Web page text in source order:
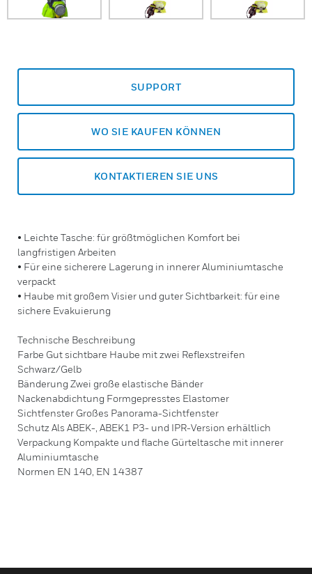
SUPPORT
WO SIE KAUFEN KÖNNEN
KONTAKTIEREN SIE UNS
• Leichte Tasche: für größtmöglichen Komfort bei
langfristigen Arbeiten
• Für eine sicherere Lagerung in innerer Aluminiumtasche
verpackt
• Haube mit großem Visier und guter Sichtbarkeit: für eine
sichere Evakuierung
Technische Beschreibung
Farbe Gut sichtbare Haube mit zwei Reflexstreifen
Schwarz/Gelb
Bänderung Zwei große elastische Bänder
Nackenabdichtung Formgepresstes Elastomer
Sichtfenster Großes Panorama-Sichtfenster
Schutz Als ABEK-, ABEK1 P3- und IPR-Version erhältlich
Verpackung Kompakte und flache Gürteltasche mit innerer
Aluminiumtasche
Normen EN 140, EN 14387